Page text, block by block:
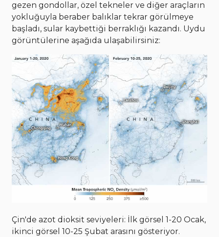
gezen gondollar, özel tekneler ve diğer araçların
yokluğuyla beraber balıklar tekrar görülmeye
başladı, sular kaybettiği berraklığı kazandı. Uydu
görüntülerine aşağıda ulaşabilirsiniz:
Çin'de azot dioksit seviyeleri: İlk görsel 1-20 Ocak,
ikinci görsel 10-25 Şubat arasını gösteriyor.